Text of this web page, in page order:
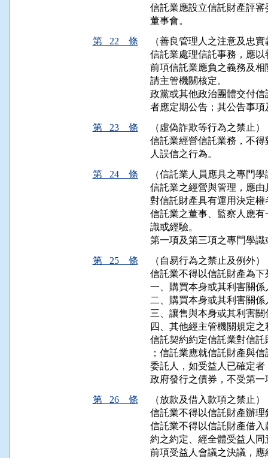
信託業應設立信託財產評
董事會。
第 22 條
（善良管理人之注意及忠
信託業處理信託事務，應
前項信託業應負之義務及
請主管機關核定。
政黨或其他政治團體交付
者應定期公告；其公告事
第 23 條
（虛偽詐欺等行為之禁止）
信託業經營信託業務，不
人誤信之行為。
第 24 條
（信託業人員應具之專門
信託業之經營與管理，應
對信託財產具有運用決定
信託業之董事、監察人應
識或經驗。
第一項及第三項之專門學
第 25 條
（自易行為之禁止及例外）
信託業不得以信託財產為下
一、購買本身或其利害關
二、購買本身或其利害關係
三、讓售與本身或其利害關
四、其他經主管機關規定
信託契約約定信託業對信
；信託業應就信託財產與
委託人，如受益人已確定
政府發行之債券，不受第
第 26 條
（放款及借入款項之禁止）
信託業不得以信託財產辦
信託業不得以信託財產借
約之約定、經全體受益人
前項受益人會議之決議，